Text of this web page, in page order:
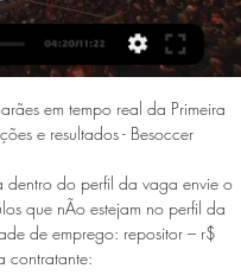
em tempo real da Primeira
e resultados - Besoccer
dentro do perfil da vaga envie o
que nÃo estejam no perfil da
de emprego: repositor – r$
contratante: